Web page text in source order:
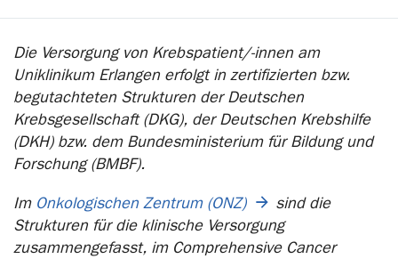
Die Versorgung von Krebspatient/-innen am
Uniklinikum Erlangen erfolgt in zertifizierten bzw.
begutachteten Strukturen der Deutschen
Krebsgesellschaft (DKG), der Deutschen Krebshilfe
(DKH) bzw. dem Bundesministerium für Bildung und
Forschung (BMBF).
Im Onkologischen Zentrum (ONZ)
sind die
Strukturen für die klinische Versorgung
zusammengefasst, im Comprehensive Cancer